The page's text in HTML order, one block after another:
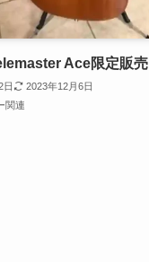
Ace限定販売
日
2023年12月6日
関連